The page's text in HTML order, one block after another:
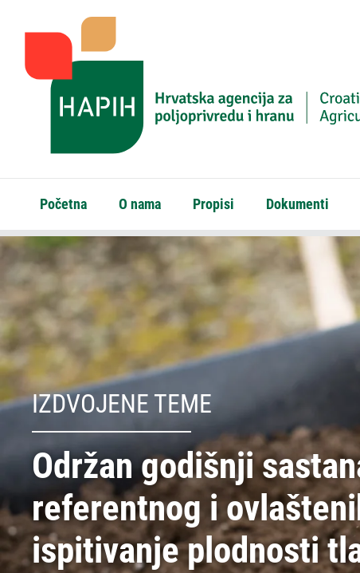
Početna O nama Propisi Dokumenti
IZDVOJENE TEME
Održan godišnji
referentnog i
ispitivanje plodnosti